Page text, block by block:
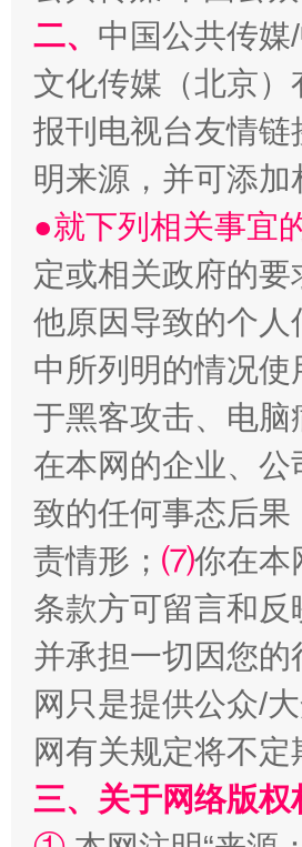
“刷贴”乱象丛生
揭批美国五大"原罪"
解纷+调解+退费，一次搞定
二、 中国公共传
文化传媒（北京
报刊电视台友情
明来源，并可添加
●就下列相关事宜
定或相关政府的
他原因导致的个人
中所列明的情况
于黑客攻击、电
在本网的企业、
致的任何事态后果
责情形； ⑺你在本
条款方可留言和
并承担一切因您
网只是提供公众/
网有关规定将不
三、关于网络版权